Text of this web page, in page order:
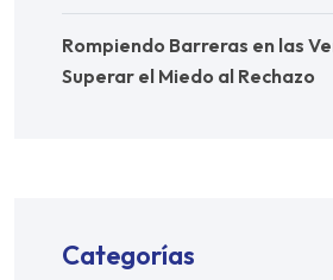
Rompiendo Barreras en las
Superar el Miedo al Rechazo
Categorías